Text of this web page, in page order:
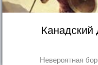
Невероятная